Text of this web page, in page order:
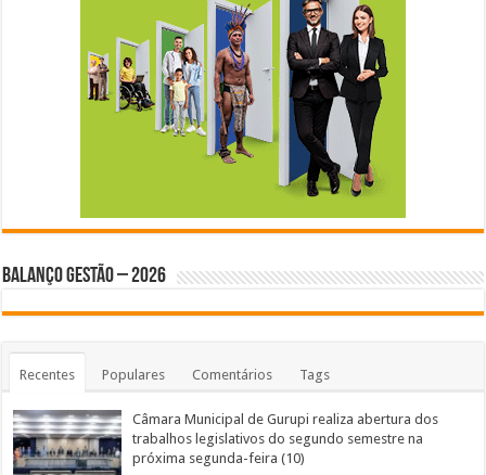
BALANÇO GESTÃO – 2026
Recentes Populares Comentários Tags
Câmara Municipal de Gurupi realiza abertura dos
trabalhos legislativos do segundo semestre na
próxima segunda-feira (10)